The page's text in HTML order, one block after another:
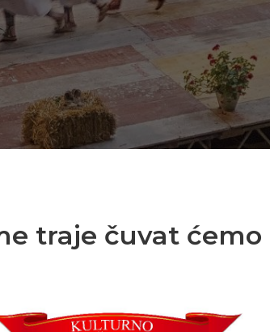
traje čuvat ćemo